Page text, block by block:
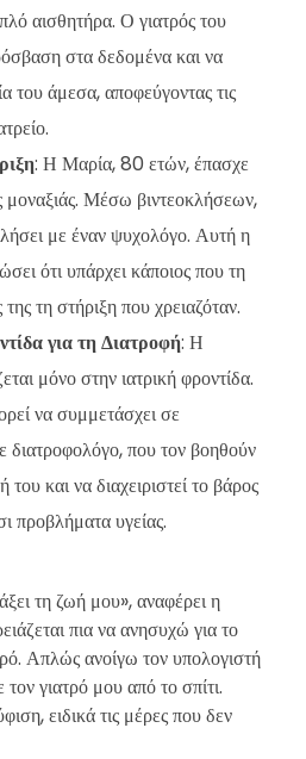
αισθητήρα. Ο γιατρός του
στα δεδομένα και να
του άμεσα, αποφεύγοντας τις
: Η Μαρία, 80 ετών, έπασχε
Μέσω βιντεοκλήσεων,
με έναν ψυχολόγο. Αυτή η
ότι υπάρχει κάποιος που τη
τη στήριξη που χρειαζόταν.
για τη Διατροφή: Η
μόνο στην ιατρική φροντίδα.
να συμμετάσχει σε
διατροφολόγο, που τον βοηθούν
και να διαχειριστεί το βάρος
προβλήματα υγείας.
τη ζωή μου», αναφέρει η
πια να ανησυχώ για το
Απλώς ανοίγω τον υπολογιστή
γιατρό μου από το σπίτι.
ειδικά τις μέρες που δεν